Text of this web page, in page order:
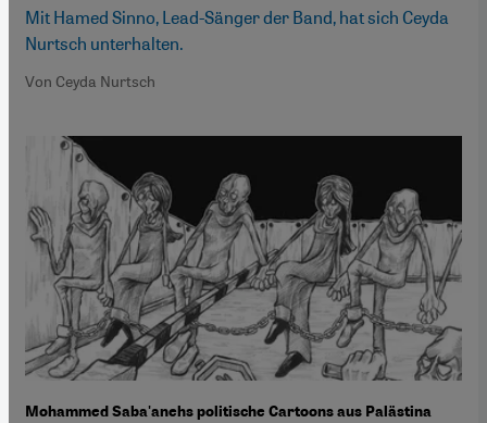
Mit Hamed Sinno, Lead-Sänger der Band, hat sich Ceyda
Nurtsch unterhalten.
Von Ceyda Nurtsch
Mohammed Saba'anehs politische Cartoons aus Palästina